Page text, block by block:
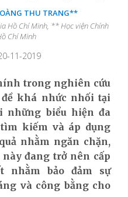
THU TRANG**
Hồ Chí Minh, ** Học viện Chính
Chí Minh
11-2019
trong nghiên cứu
khá nhức nhối tại
những biểu hiện đa
kiếm và áp dụng
nhằm ngăn chặn,
đang trở nên cấp
nhằm bảo đảm sự
và công bằng cho